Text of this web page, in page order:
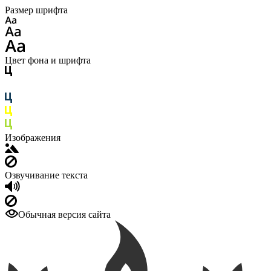
Размер шрифта
Цвет фона и шрифта
Изображения
Озвучивание текста
Обычная версия сайта